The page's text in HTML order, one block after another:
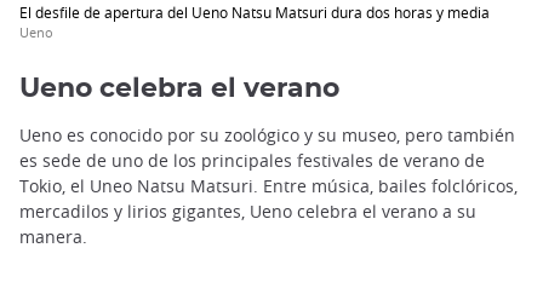
El desfile de apertura del Ueno Natsu Matsuri dura dos horas y media
Ueno
Ueno celebra el verano
Ueno es conocido por su zoológico y su museo, pero también
es sede de uno de los principales festivales de verano de
Tokio, el Uneo Natsu Matsuri. Entre música, bailes folclóricos,
mercadilos y lirios gigantes, Ueno celebra el verano a su
manera.